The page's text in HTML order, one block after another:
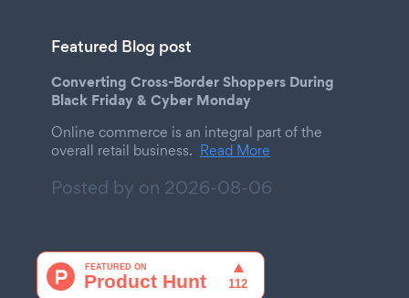
Featured Blog post
Converting Cross-Border Shoppers During
Black Friday & Cyber Monday
Online commerce is an integral part of the
overall retail business. Read More
Posted by on 2026-08-06